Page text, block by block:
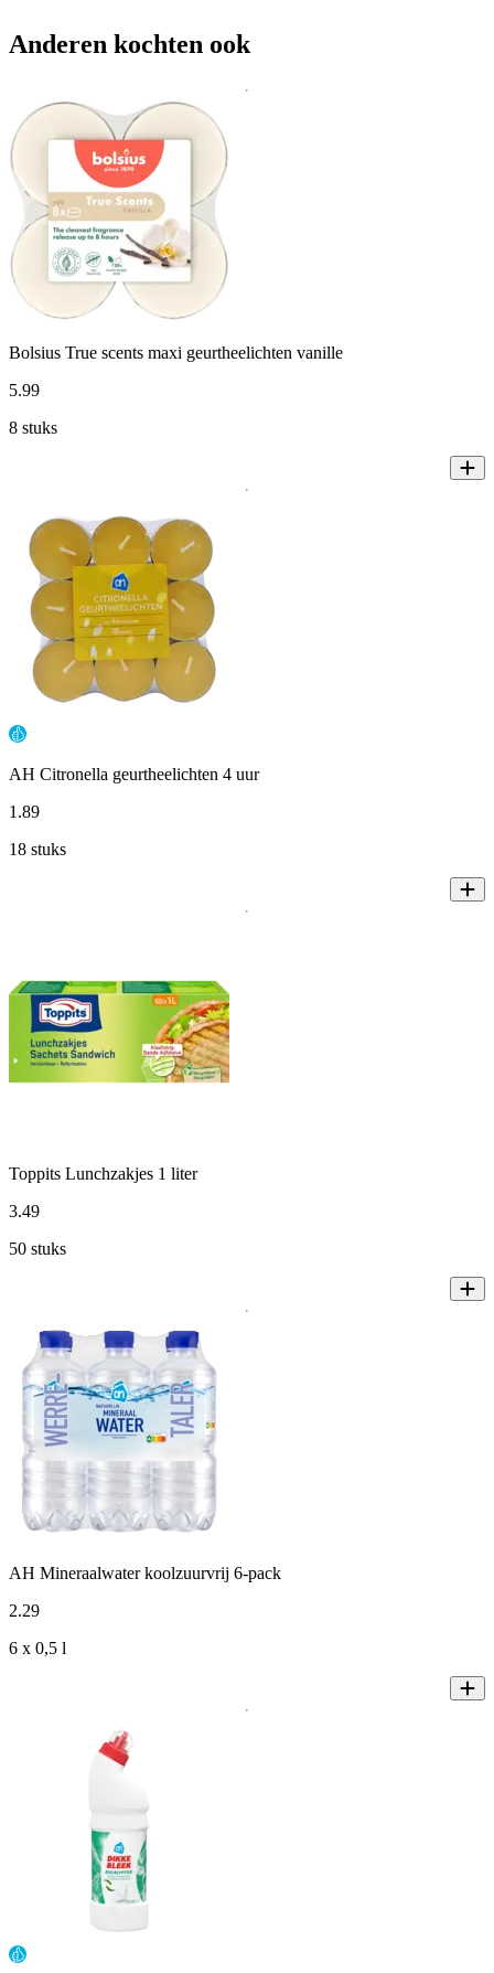
Anderen kochten ook
Bolsius True scents maxi geurtheelichten vanille
5.99
8 stuks
AH Citronella geurtheelichten 4 uur
1.89
18 stuks
Toppits Lunchzakjes 1 liter
3.49
50 stuks
AH Mineraalwater koolzuurvrij 6-pack
2.29
6 x 0,5 l